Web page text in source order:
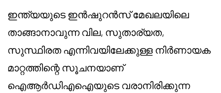
ഇന്ത്യയുടെ ഇൻഷുറൻസ് മേഖലയിലെ
താങ്ങാനാവുന്ന വില, സുതാര്യത,
സുസ്ഥിരത എന്നിവയിലേക്കുള്ള നിർണായക
മാറ്റത്തിന്റെ സൂചനയാണ്
ഐആർഡിഎഐയുടെ വരാനിരിക്കുന്ന